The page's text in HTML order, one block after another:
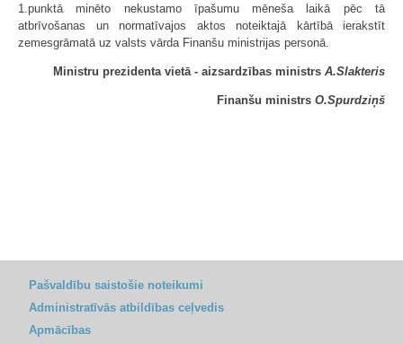
1.punktā minēto nekustamo īpašumu mēneša laikā pēc tā
atbrīvošanas un normatīvajos aktos noteiktajā kārtībā ierakstīt
zemesgrāmatā uz valsts vārda Finanšu ministrijas personā.
Ministru prezidenta vietā - aizsardzības ministrs A.Slakteris
Finanšu ministrs O.Spurdziņš
Pašvaldību saistošie noteikumi
Administratīvās atbildības ceļvedis
Apmācības